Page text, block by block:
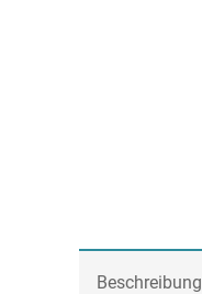
Beschreibung